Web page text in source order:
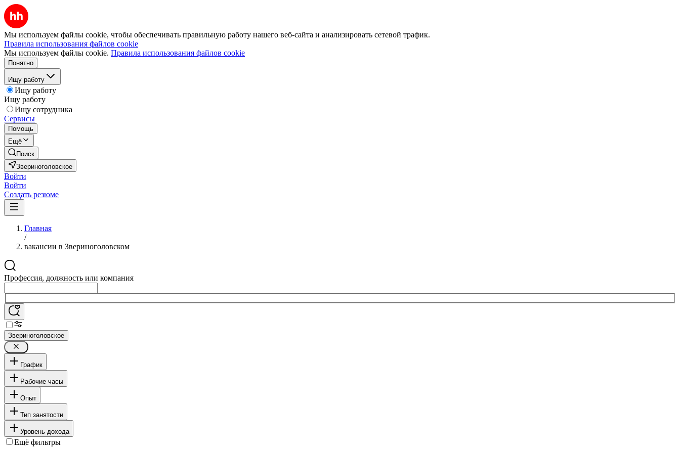
Мы используем файлы cookie, чтобы обеспечивать правильную работу нашего веб-сайта и анализировать сетевой трафик.
Правила использования файлов cookie
Мы используем файлы cookie. Правила использования файлов cookie
Понятно
Ищу работу
Ищу работу
Ищу работу
Ищу сотрудника
Сервисы
Помощь
Ещё
Поиск
Звериноголовское
Войти
Войти
Создать резюме
Главная
/
вакансии в Звериноголовском
Профессия, должность или компания
Звериноголовское
График
Рабочие часы
Опыт
Тип занятости
Уровень дохода
Ещё фильтры